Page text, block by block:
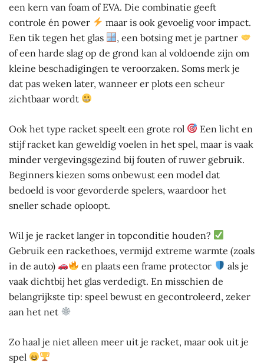
een kern van foam of EVA. Die combinatie geeft
controle én power
maar is ook gevoelig voor impact.
Een tik tegen het glas
, een botsing met je partner
of een harde slag op de grond kan al voldoende zijn om
kleine beschadigingen te veroorzaken. Soms merk je
dat pas weken later, wanneer er plots een scheur
zichtbaar wordt
Ook het type racket speelt een grote rol
Een licht en
stijf racket kan geweldig voelen in het spel, maar is vaak
minder vergevingsgezind bij fouten of ruwer gebruik.
Beginners kiezen soms onbewust een model dat
bedoeld is voor gevorderde spelers, waardoor het
sneller schade oploopt.
Wil je je racket langer in topconditie houden?
Gebruik een rackethoes, vermijd extreme warmte (zoals
in de auto)
en plaats een frame protector
als je
vaak dichtbij het glas verdedigt. En misschien de
belangrijkste tip: speel bewust en gecontroleerd, zeker
aan het net
Zo haal je niet alleen meer uit je racket, maar ook uit je
spel